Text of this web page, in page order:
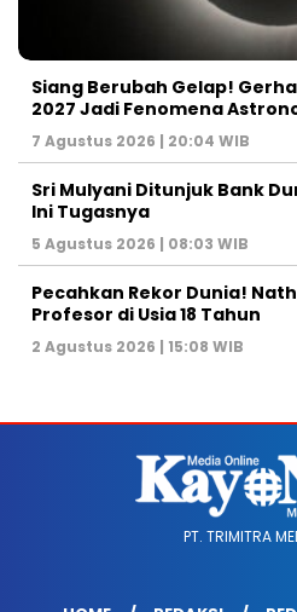
Siang Berubah Gelap!
2027 Jadi Fenomena
7 Agustus 2026 | 20:04 WIB
Sri Mulyani Ditunjuk Bank
Ini Tugasnya
5 Agustus 2026 | 08:03 WIB
Pecahkan Rekor Dunia!
Profesor di Usia 18 Tahun
2 Agustus 2026 | 15:08 WIB
PT. TRIMITRA